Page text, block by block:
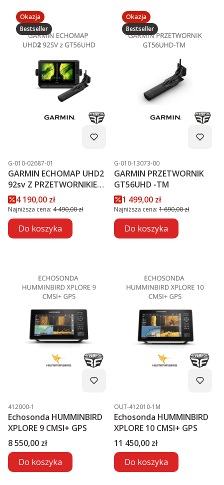
Okazja
Bestseller
Kod produktu
G-010-02687-01
GARMIN ECHOMAP UHD2
92sv Z PRZETWORNIKIEM
GT56UHD-TM PROMOCJA
Cena promocyjna
4 190,00 zł
Najniższa cena: 4 490,00 zł
Do koszyka
Okazja
Bestseller
Kod produktu
G-010-13073-00
GARMIN PRZETWORNIK
GT56UHD -TM
Cena promocyjna
1 499,00 zł
Najniższa cena: 1 690,00 zł
Do koszyka
Kod produktu
412000-1
Echosonda HUMMINBIRD
XPLORE 9 CMSI+ GPS
Cena
8 550,00 zł
Do koszyka
Kod produktu
OUT-412010-1M
Echosonda HUMMINBIRD
XPLORE 10 CMSI+ GPS
Cena
11 450,00 zł
Do koszyka